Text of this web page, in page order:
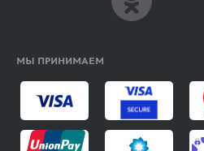
МЫ ПРИНИМАЕМ